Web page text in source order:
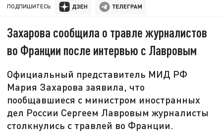
ПОДПИШИТЕСЬ:
Захарова сообщила о травле журналистов
во Франции после интервью с Лавровым
Официальный представитель МИД РФ
Мария Захарова заявила, что
пообщавшиеся с министром иностранных
дел России Сергеем Лавровым журналисты
столкнулись с травлей во Франции.